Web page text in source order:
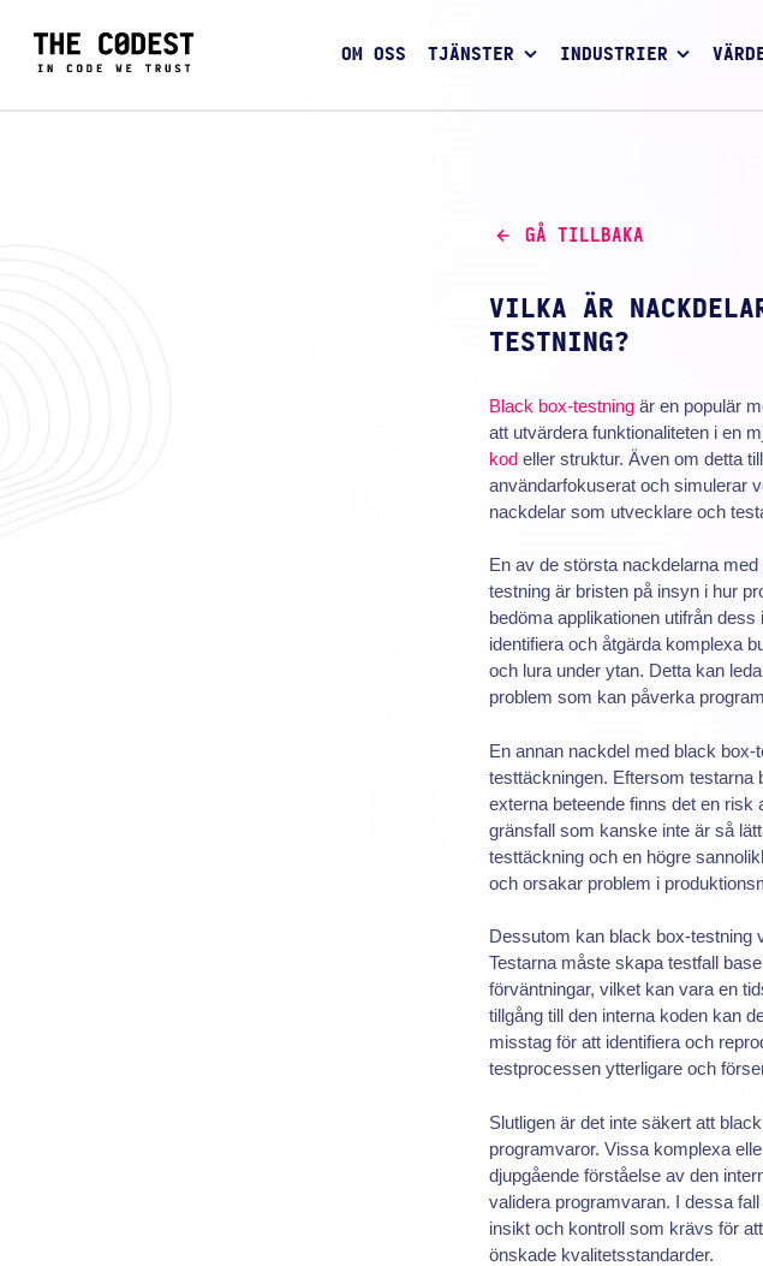
OM OSS TJÄNSTER INDUSTRIER
GÅ TILLBAKA
VILKA ÄR
TESTNING?
Black box-testningär en populär
att utvärdera funktionaliteten i en
kodeller struktur. Även om detta
användarfokuserat och simulerar
nackdelar som utvecklare och
En av de största nackdelarna med
testning är bristen på insyn i hur
bedöma applikationen utifrån
identifiera och åtgärda komplexa
och lura under ytan. Detta kan
problem som kan påverka
En annan nackdel med black
testtäckningen. Eftersom testarna
externa beteende finns det en
gränsfall som kanske inte är så
testtäckning och en högre
och orsakar problem i
Dessutom kan black box-testning
Testarna måste skapa testfall
förväntningar, vilket kan vara en
tillgång till den interna koden kan
misstag för att identifiera och
testprocessen ytterligare och
Slutligen är det inte säkert att
programvaror. Vissa komplexa
djupgående förståelse av den
validera programvaran. I dessa
insikt och kontroll som krävs för
önskade kvalitetsstandarder.